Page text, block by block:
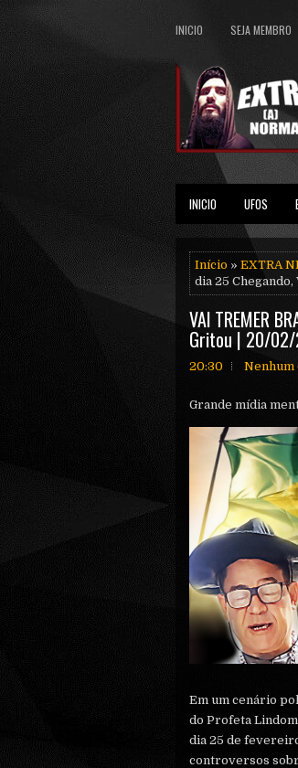
INICIO SEJA MEMBRO
INICIO UFOS
Início » EXTRA
dia 25
VAl TREMER
Gritou | 20/
20:30 Nenhum
Grande mídia
Em um cenário
do Profeta
dia 25 de
controversos